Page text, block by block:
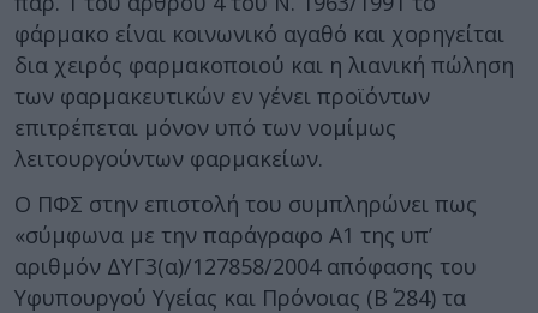
φάρμακο είναι κοινωνικό αγαθό και χορηγείται
δια χειρός φαρμακοποιού και η λιανική πώληση
των φαρμακευτικών εν γένει προϊόντων
επιτρέπεται μόνον υπό των νομίμως
λειτουργούντων φαρμακείων.
Ο ΠΦΣ στην επιστολή του συμπληρώνει πως
«σύμφωνα με την παράγραφο Α1 της υπ’
αριθμόν ΔΥΓ3(α)/127858/2004 απόφασης του
Υφυπουργού Υγείας και Πρόνοιας (Β΄ 284) τα